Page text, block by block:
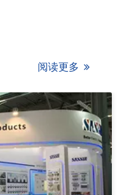
阅读更多 